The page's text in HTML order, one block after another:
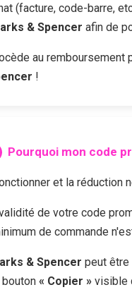
(facture, code-barre,
& Spencer afin de
au remboursement
!
Pourquoi mon code
et la réduction
de votre code
de commande
& Spencer peut être
« Copier » visible